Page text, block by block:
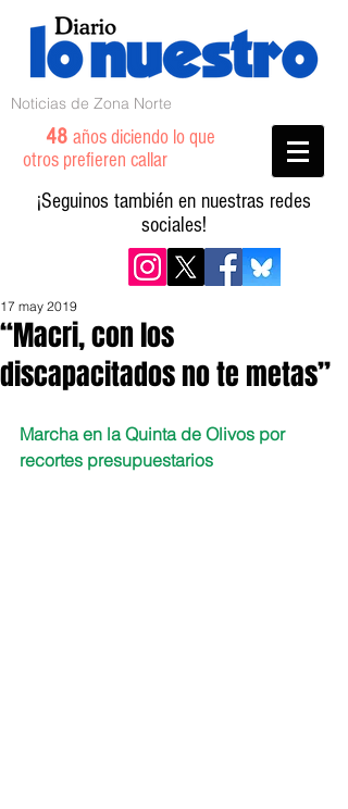
Noticias de Zona Norte
48 años diciendo lo que
otros prefieren callar
¡Seguinos también en nuestras redes
sociales!
“Macri, con los
discapacitados no te metas”
17 may 2019
Marcha en la Quinta de Olivos por
recortes presupuestarios